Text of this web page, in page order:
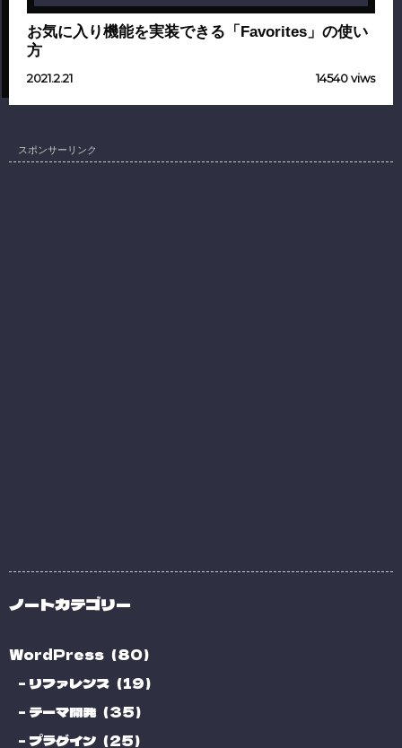
お気に入り機能を実装できる「Favorites」の使い
方
2021.2.21 14540 viws
ノートカテゴリー
WordPress（80）
リファレンス（19）
テーマ開発（35）
プラグイン（25）